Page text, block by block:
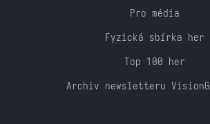
Pro média
Fyzická sbírka her
Top 100 her
Archiv newsletteru